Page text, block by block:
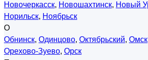
Новочеркасск, Новошахтинск, Новый
Норильск, Ноябрьск
О
Обнинск, Одинцово, Октябрьский, Омск
Орехово-Зуево, Орск